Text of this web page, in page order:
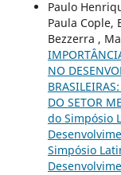
Paulo
Paula Cople,
Bezzerra ,
NO
DO SETOR
do Simpósio
Simpósio